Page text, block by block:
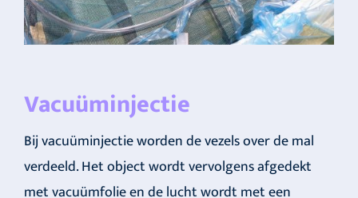
Vacuüminjectie
Bij vacuüminjectie worden de vezels over de mal
verdeeld. Het object wordt vervolgens afgedekt
met vacuümfolie en de lucht wordt met een